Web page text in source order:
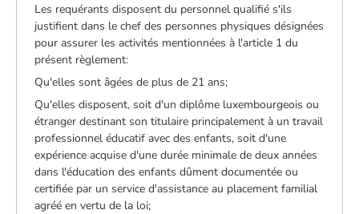
Les requérants disposent du personnel qualifié s'ils
justifient dans le chef des personnes physiques désignées
pour assurer les activités mentionnées à l'article 1 du
présent règlement:
Qu'elles sont âgées de plus de 21 ans;
Qu'elles disposent, soit d'un diplôme luxembourgeois ou
étranger destinant son titulaire principalement à un travail
professionnel éducatif avec des enfants, soit d'une
expérience acquise d'une durée minimale de deux années
dans l'éducation des enfants dûment documentée ou
certifiée par un service d'assistance au placement familial
agréé en vertu de la loi;